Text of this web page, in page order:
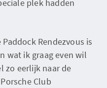
plek hadden
Rendezvous is
wat ik graag even wil
zo eerlijk naar de
Club